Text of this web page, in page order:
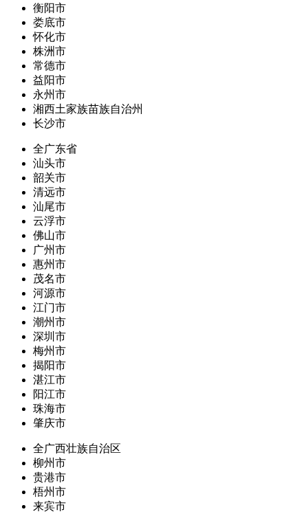
衡阳市
娄底市
怀化市
株洲市
常德市
益阳市
永州市
湘西土家族苗族自治州
长沙市
全广东省
汕头市
韶关市
清远市
汕尾市
云浮市
佛山市
广州市
惠州市
茂名市
河源市
江门市
潮州市
深圳市
梅州市
揭阳市
湛江市
阳江市
珠海市
肇庆市
全广西壮族自治区
柳州市
贵港市
梧州市
来宾市